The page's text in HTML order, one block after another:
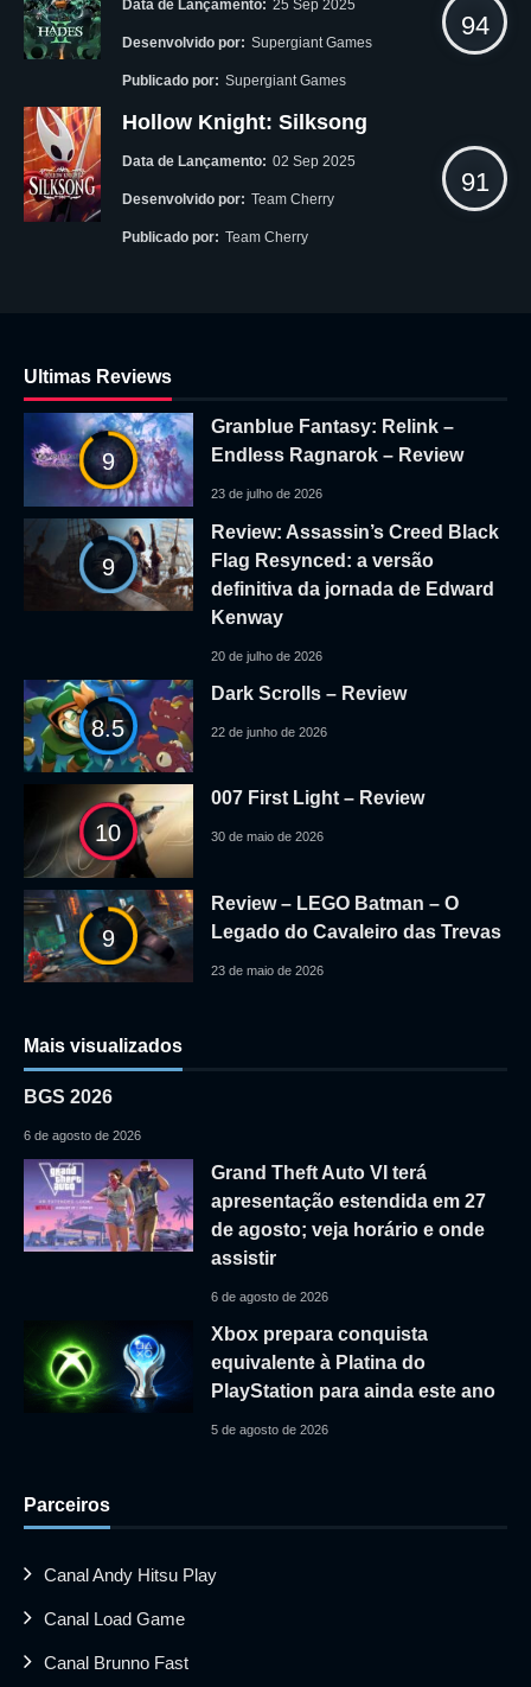
Data de Lançamento: 25 Sep 2025
Desenvolvido por: Supergiant Games
Publicado por: Supergiant Games
94
Hollow Knight: Silksong
Data de Lançamento: 02 Sep 2025
Desenvolvido por: Team Cherry
Publicado por: Team Cherry
91
Ultimas Reviews
9
Granblue Fantasy: Relink –
Endless Ragnarok – Review
23 de julho de 2026
9
Review: Assassin’s Creed Black
Flag Resynced: a versão
definitiva da jornada de Edward
Kenway
20 de julho de 2026
8.5
Dark Scrolls – Review
22 de junho de 2026
10
007 First Light – Review
30 de maio de 2026
9
Review – LEGO Batman – O
Legado do Cavaleiro das Trevas
23 de maio de 2026
Mais visualizados
BGS 2026
6 de agosto de 2026
Grand Theft Auto VI terá
apresentação estendida em 27
de agosto; veja horário e onde
assistir
6 de agosto de 2026
Xbox prepara conquista
equivalente à Platina do
PlayStation para ainda este ano
5 de agosto de 2026
Parceiros
Canal Andy Hitsu Play
Canal Load Game
Canal Brunno Fast